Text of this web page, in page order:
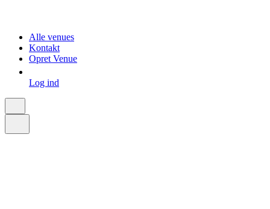
Alle venues
Kontakt
Opret Venue
Log ind